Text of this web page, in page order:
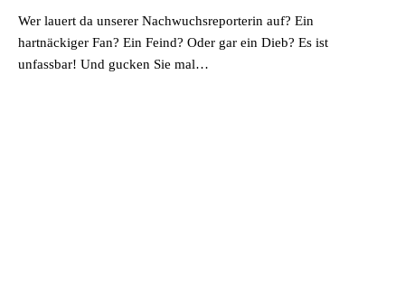
Wer lauert da unserer Nachwuchsreporterin auf? Ein
hartnäckiger Fan? Ein Feind? Oder gar ein Dieb? Es ist
unfassbar! Und gucken Sie mal…